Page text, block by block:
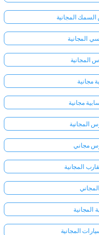
المجانية
المجانية
المجانية
مجانية
مجانية
المجانية
مجاني
المجانية
المجانية
المجانية